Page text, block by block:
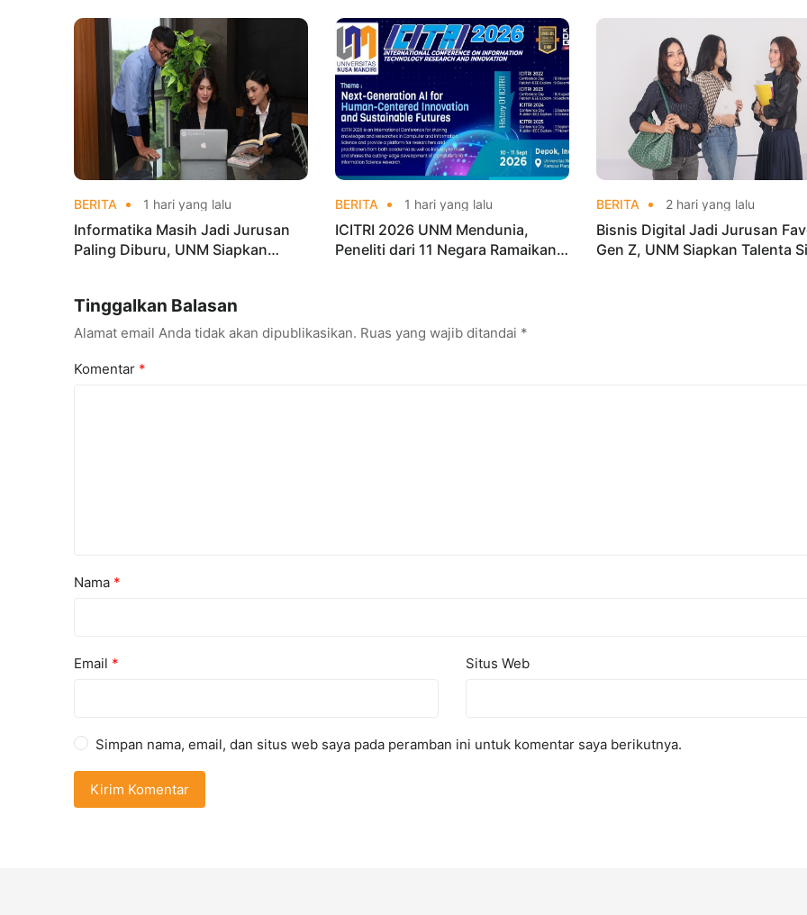
Championships 2026
BERITA 1 hari yang lalu
Informatika Masih Jadi Jurusan
Paling Diburu, UNM Siapkan
BERITA 1 hari yang lalu
ICITRI 2026 UNM Mendunia,
Peneliti dari 11 Negara Ramaikan
BERITA 2 hari yang lalu
Bisnis Digital Jadi Jurusan
Gen Z, UNM Siapkan Talenta
Tinggalkan Balasan
Alamat email Anda tidak akan dipublikasikan. Ruas yang wajib ditandai *
Komentar *
Nama *
Email * Situs Web
Simpan nama, email, dan situs web saya pada peramban ini untuk komentar saya berikutnya.